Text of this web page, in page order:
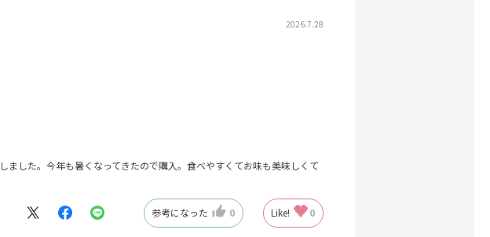
2026.7.28
した。今年も暑くなってきたので購入。食べやすくてお味も美味しくて
参考になった 0 Like! 0